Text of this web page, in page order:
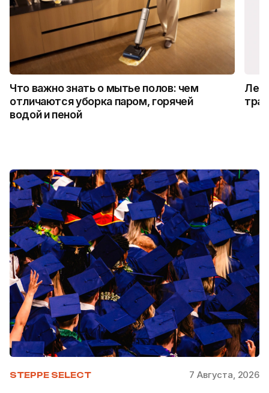
Что важно знать о мытье полов: чем
отличаются уборка паром, горячей
водой и пеной
STEPPE SELECT 7 Августа, 2026